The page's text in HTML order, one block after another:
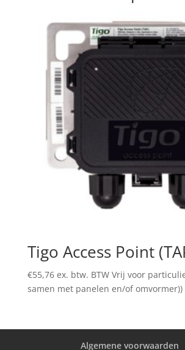
Tigo Access Point
€55,76 ex. btw. BTW Vrij voor
samen met panelen en/of omvormer))
Algemene voorwaarden